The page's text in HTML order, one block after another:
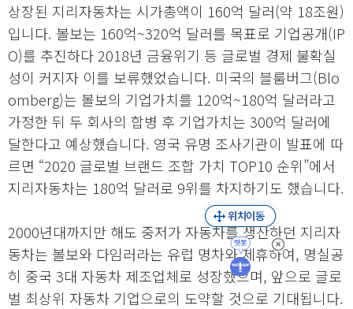
상장된 지리자동차는 시가총액이 160억 달러(약 18조원)
입니다. 볼보는 160억~320억 달러를 목표로 기업공개(IP
O)를 추진하다 2018년 금융위기 등 글로벌 경제 불확실
성이 커지자 이를 보류했었습니다. 미국의 블룸버그(Blo
omberg)는 볼보의 기업가치를 120억~180억 달러라고
가정한 뒤 두 회사의 합병 후 기업가치는 300억 달러에
달한다고 예상했습니다. 영국 유명 조사기관이 발표에 따
르면 “2020 글로벌 브랜드 조합 가치 TOP10 순위”에서
지리자동차는 180억 달러로 9위를 차지하기도 했습니다.
2000년대까지만 해도 중저가 자동차를 생산하던 지리자
동차는 볼보와 다임러라는 유럽 명차와 제휴하여, 명실공
히 중국 3대 자동차 제조업체로 성장했으며, 앞으로 글로
벌 최상위 자동차 기업으로의 도약할 것으로 기대됩니다.